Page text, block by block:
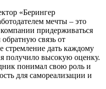
«Берингер
мечты – это
придерживаться
связь от
стремление дать каждому
получило высокую оценку.
понимал свою роль и
для самореализации и